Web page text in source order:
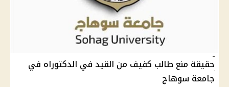
حقيقة منع طالب كفيف من القيد في الدكتوراه في
جامعة سوهاج